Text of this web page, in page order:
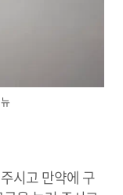
시고 만약에 구